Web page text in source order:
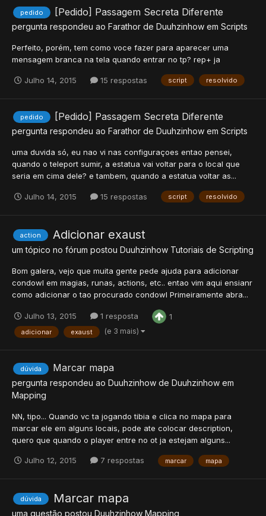
pedido [Pedido] Passagem Secreta Diferente
pergunta respondeu ao Farathor de Duuhzinhow em Scripts
Perfeito, porém, tem como voce fazer para aparecer uma
mensagem branca na tela quando entrar no tp? rep+ ja
Julho 14, 2015 15 respostas script resolvido
pedido [Pedido] Passagem Secreta Diferente
pergunta respondeu ao Farathor de Duuhzinhow em Scripts
uma duvida só, eu nao vi nas configuraçoes entao pensei,
quando o teleport sumir, a estatua vai voltar para o local que
seria em cima dele? e tambem, quando a estatua voltar as...
Julho 14, 2015 15 respostas script resolvido
action Adicionar exaust
um tópico no fórum postou Duuhzinhow Tutoriais de Scripting
Bom galera, vejo que muita gente pede ajuda para adicionar
condowl em magias, runas, actions, etc.. entao vim aqui ensianr
como adicionar o tao procurado condowl Primeiramente abra...
Julho 13, 2015 1 resposta 1
adicionar exaust (e 3 mais)
dúvida Marcar mapa
pergunta respondeu ao Duuhzinhow de Duuhzinhow em
Mapping
NN, tipo... Quando vc ta jogando tibia e clica no mapa para
marcar ele em alguns locais, pode ate colocar description,
quero que quando o player entre no ot ja estejam alguns...
Julho 12, 2015 7 respostas marcar mapa
dúvida Marcar mapa
uma questão postou Duuhzinhow Mapping